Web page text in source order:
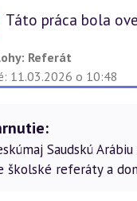
Táto práca bola
Referát
11.03.2026 o 10:48
Saudskú
školské referáty a